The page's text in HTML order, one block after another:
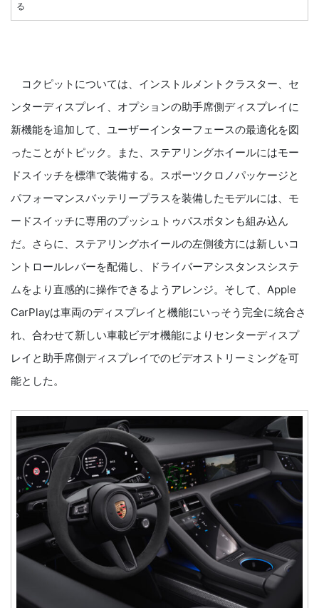
る
コクピットについては、インストルメントクラスター、セ
ンターディスプレイ、オプションの助手席側ディスプレイに
新機能を追加して、ユーザーインターフェースの最適化を図
ったことがトピック。また、ステアリングホイールにはモー
ドスイッチを標準で装備する。スポーツクロノパッケージと
パフォーマンスバッテリープラスを装備したモデルには、モ
ードスイッチに専用のプッシュトゥパスボタンも組み込ん
だ。さらに、ステアリングホイールの左側後方には新しいコ
ントロールレバーを配備し、ドライバーアシスタンスシステ
ムをより直感的に操作できるようアレンジ。そして、Apple
CarPlayは車両のディスプレイと機能にいっそう完全に統合さ
れ、合わせて新しい車載ビデオ機能によりセンターディスプ
レイと助手席側ディスプレイでのビデオストリーミングを可
能とした。